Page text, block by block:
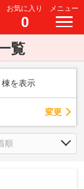
お気に入り
0
メニュー
覧
棟を表示
変更